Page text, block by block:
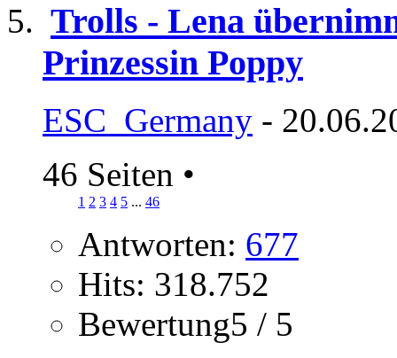
Trolls - Lena
Prinzessin Poppy
ESC_Germany -
46 Seiten •
1 2 3 4 5 ... 46
Antworten: 677
Hits: 318.752
Bewertung5 / 5